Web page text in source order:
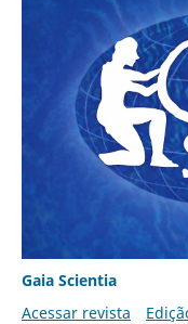
Gaia Scientia
Acessar revista